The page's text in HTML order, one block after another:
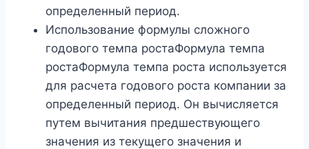
определенный период.
Использование формулы сложного
годового темпа ростаФормула темпа
ростаФормула темпа роста используется
для расчета годового роста компании за
определенный период. Он вычисляется
путем вычитания предшествующего
значения из текущего значения и